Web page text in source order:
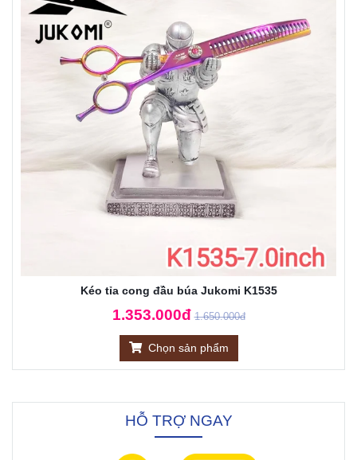
Kéo tỉa cong đầu búa Jukomi K1535
1.353.000đ 1.650.000đ
Chọn sản phẩm
HỖ TRỢ NGAY